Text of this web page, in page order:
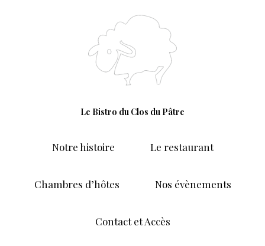
Le Bistro du Clos du Pâtre
Notre histoire Le restaurant
Chambres d’hôtes Nos évènements
Contact et Accès